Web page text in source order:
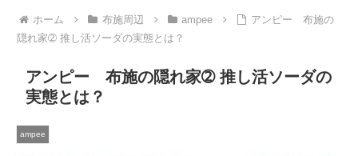
ホーム 布施周辺 ampee
アンピー 布施の
隠れ家➁ 推し活ソーダの実態とは？
アンピー 布施の隠れ家➁ 推し活ソーダの
実態とは？
ampee